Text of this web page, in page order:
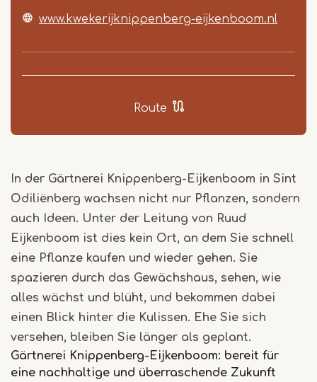
www.kwekerijknippenberg-eijkenboom.nl
Route
In der Gärtnerei Knippenberg-Eijkenboom in Sint
Odiliënberg wachsen nicht nur Pflanzen, sondern
auch Ideen. Unter der Leitung von Ruud
Eijkenboom ist dies kein Ort, an dem Sie schnell
eine Pflanze kaufen und wieder gehen. Sie
spazieren durch das Gewächshaus, sehen, wie
alles wächst und blüht, und bekommen dabei
einen Blick hinter die Kulissen. Ehe Sie sich
versehen, bleiben Sie länger als geplant.
Gärtnerei Knippenberg-Eijkenboom: bereit für
eine nachhaltige und überraschende Zukunft